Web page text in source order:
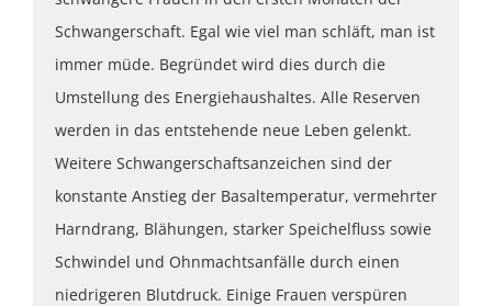
Schwangerschaft. Egal wie viel man schläft, man ist
immer müde. Begründet wird dies durch die
Umstellung des Energiehaushaltes. Alle Reserven
werden in das entstehende neue Leben gelenkt.
Weitere Schwangerschaftsanzeichen sind der
konstante Anstieg der Basaltemperatur, vermehrter
Harndrang, Blähungen, starker Speichelfluss sowie
Schwindel und Ohnmachtsanfälle durch einen
niedrigeren Blutdruck. Einige Frauen verspüren